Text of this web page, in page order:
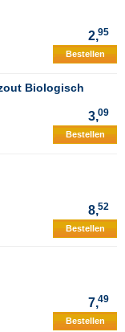
2,95
Bestellen
Biologisch
3,09
Bestellen
8,52
Bestellen
7,49
Bestellen